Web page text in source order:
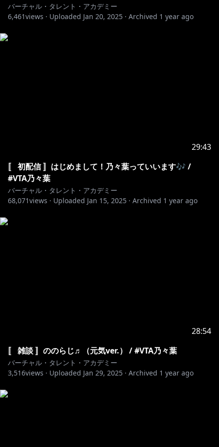
バーチャル・タレント・アカデミー
6,461views · Uploaded Jan 20, 2025 · Archived 1 year ago
29:43
〚 初配信 〛はじめまして！乃々葉っていいます🎶 /
#VTA乃々葉
バーチャル・タレント・アカデミー
68,071views · Uploaded Jan 15, 2025 · Archived 1 year ago
28:54
〚 雑談 〛ののらじ♬（元気ver.） / #VTA乃々葉
バーチャル・タレント・アカデミー
3,516views · Uploaded Jan 29, 2025 · Archived 1 year ago